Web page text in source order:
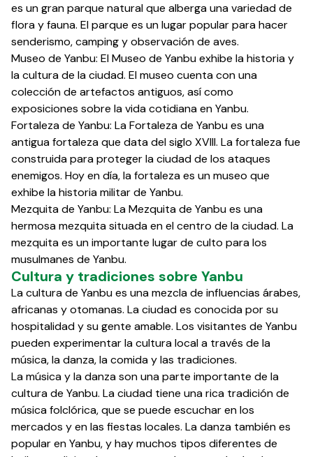
es un gran parque natural que alberga una variedad de
flora y fauna. El parque es un lugar popular para hacer
senderismo, camping y observación de aves.
Museo de Yanbu: El Museo de Yanbu exhibe la historia y
la cultura de la ciudad. El museo cuenta con una
colección de artefactos antiguos, así como
exposiciones sobre la vida cotidiana en Yanbu.
Fortaleza de Yanbu: La Fortaleza de Yanbu es una
antigua fortaleza que data del siglo XVIII. La fortaleza fue
construida para proteger la ciudad de los ataques
enemigos. Hoy en día, la fortaleza es un museo que
exhibe la historia militar de Yanbu.
Mezquita de Yanbu: La Mezquita de Yanbu es una
hermosa mezquita situada en el centro de la ciudad. La
mezquita es un importante lugar de culto para los
musulmanes de Yanbu.
Cultura y tradiciones sobre Yanbu
La cultura de Yanbu es una mezcla de influencias árabes,
africanas y otomanas. La ciudad es conocida por su
hospitalidad y su gente amable. Los visitantes de Yanbu
pueden experimentar la cultura local a través de la
música, la danza, la comida y las tradiciones.
La música y la danza son una parte importante de la
cultura de Yanbu. La ciudad tiene una rica tradición de
música folclórica, que se puede escuchar en los
mercados y en las fiestas locales. La danza también es
popular en Yanbu, y hay muchos tipos diferentes de